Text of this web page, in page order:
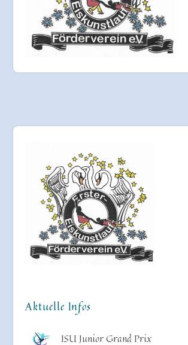
Aktuelle Infos
ISU Junior Grand Prix